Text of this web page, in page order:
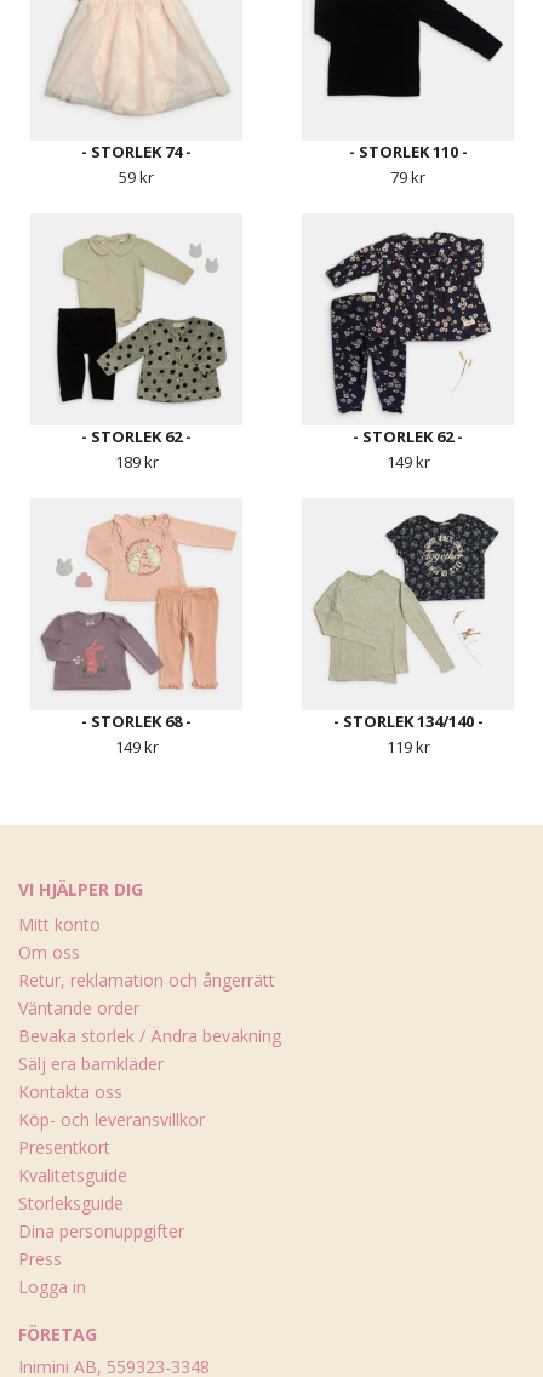
- STORLEK 74 -
59 kr
- STORLEK 110 -
79 kr
- STORLEK 62 -
189 kr
- STORLEK 62 -
149 kr
- STORLEK 68 -
149 kr
- STORLEK 134/140 -
119 kr
VI HJÄLPER DIG
Mitt konto
Om oss
Retur, reklamation och ångerrätt
Väntande order
Bevaka storlek / Ändra bevakning
Sälj era barnkläder
Kontakta oss
Köp- och leveransvillkor
Presentkort
Kvalitetsguide
Storleksguide
Dina personuppgifter
Press
Logga in
FÖRETAG
Inimini AB, 559323-3348